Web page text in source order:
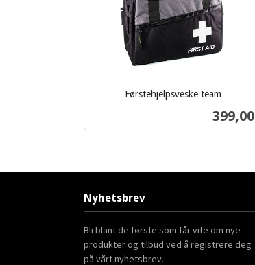
Førstehjelpsveske team
Pris
399,00
Nyhetsbrev
Bli blant de første som får vite om nye
produkter og tilbud ved å registrere deg
på vårt nyhetsbrev.